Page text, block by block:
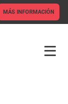
MÁS INFORMACIÓN